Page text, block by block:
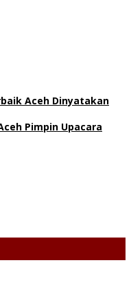
Aceh Dinyatakan
Pimpin Upacara